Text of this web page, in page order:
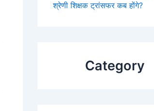
श्रेणी शिक्षक ट्रांसफर कब होंगे?
Category